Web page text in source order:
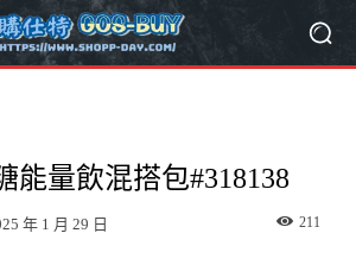
能量飲混搭包#318138
年 1 月 29 日 211